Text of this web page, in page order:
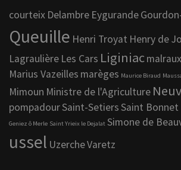
courteix Delambre Eygurande
Queuille Henri Troyat Henry de
Lagraulière Les Cars Liginiacmalraux
Marius Vazeilles marèges Maurice Biraud
Mimoun Ministre de l'Agriculture
pompadourSaint-SetiersSaint
Geniez ô Merle Saint Yrieix le Dejalat Simone de
ussel UzercheVaretz